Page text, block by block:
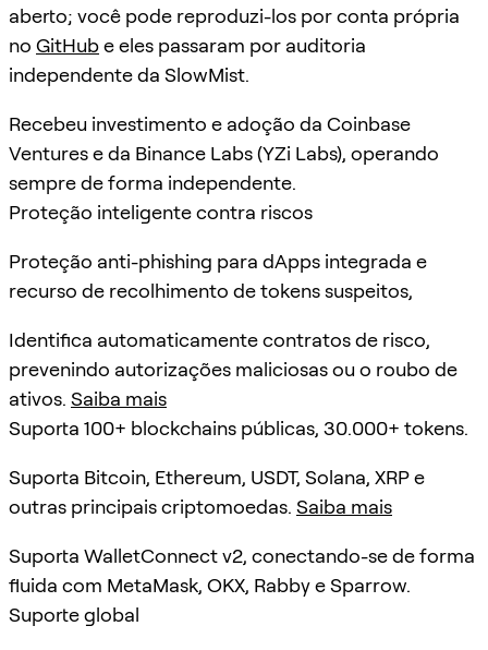
aberto; você pode reproduzi-los por conta própria
no GitHube eles passaram por auditoria
independente da SlowMist.
Recebeu investimento e adoção da Coinbase
Ventures e da Binance Labs (YZi Labs), operando
sempre de forma independente.
Proteção inteligente contra riscos
Proteção anti-phishing para dApps integrada e
recurso de recolhimento de tokens suspeitos,
Identifica automaticamente contratos de risco,
prevenindo autorizações maliciosas ou o roubo de
ativos. Saiba mais
Suporta 100+ blockchains públicas, 30.000+ tokens.
Suporta Bitcoin, Ethereum, USDT, Solana, XRP e
outras principais criptomoedas. Saiba mais
Suporta WalletConnect v2, conectando-se de forma
fluida com MetaMask, OKX, Rabby e Sparrow.
Suporte global